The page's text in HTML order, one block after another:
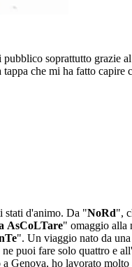
soprattutto grazie
che mi ha fatto
stati d'animo. Da "NoRd",
AsCoLTare" omaggio alla
". Un viaggio nato da
puoi fare solo quattro e
ho lavorato